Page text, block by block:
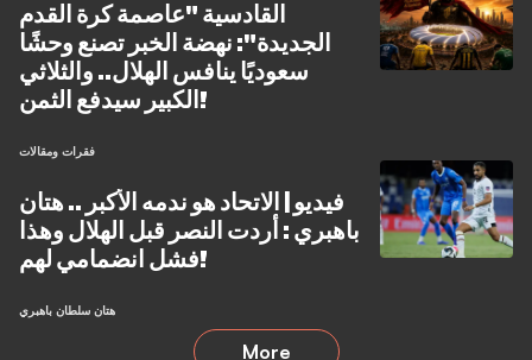
القادسية "عاصمة كرة القدم
الجديدة": نهضة الخبر تصنع وحشًا
سعوديًا ينافس الهلال.. والثلاثي
الكبير سيدفع الثمن!
فقرات ومقالات
فيديو | الاتحاد هو ندمه الأكبر .. هتان
باهبري : أردت النصر قبل الهلال وهذا
فشل انضمامي لهم!
هتان سلطان باهبري
More